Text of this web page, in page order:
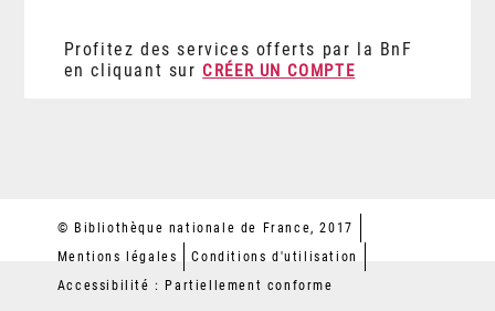
Profitez des services offerts par la BnF
en cliquant sur CRÉER UN COMPTE
© Bibliothèque nationale de France, 2017
Mentions légales
Conditions d'utilisation
Accessibilité : Partiellement conforme